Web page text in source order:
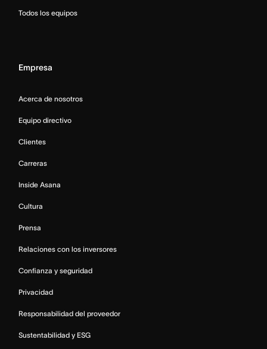
Todos los equipos
Empresa
Acerca de nosotros
Equipo directivo
Clientes
Carreras
Inside Asana
Cultura
Prensa
Relaciones con los inversores
Confianza y seguridad
Privacidad
Responsabilidad del proveedor
Sustentabilidad y ESG